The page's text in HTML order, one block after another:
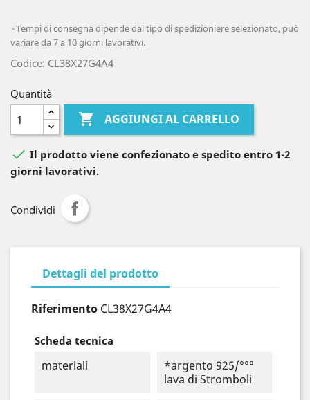
Tempi di consegna dipende dal tipo di spedizioniere selezionato, può
variare da 7 a 10 giorni lavorativi.
Codice: CL38X27G4A4
Quantità
 AGGIUNGI AL CARRELLO
 Il prodotto viene confezionato e spedito entro 1-2
giorni lavorativi.
Condividi
Dettagli del prodotto
Riferimento CL38X27G4A4
Scheda tecnica
materiali
*argento 925/°°°
lava di Stromboli